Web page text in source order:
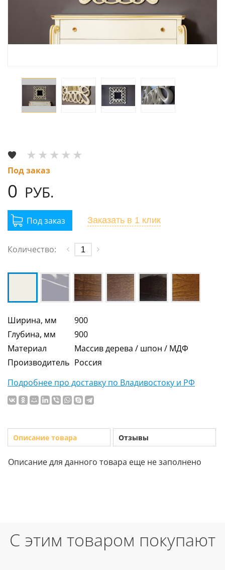
Под заказ
0 РУБ.
Заказать в 1 клик
Количество:
Ширина, мм
900
Глубина, мм
900
Материал
Массив дерева / шпон / МДФ
Производитель Россия
Подробнее про доставку по Владивостоку и РФ
Описание товара Отзывы
Описание для данного товара еще не заполнено
С этим товаром покупают